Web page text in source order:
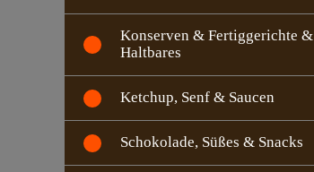
Konserven & Fertiggerichte &
Haltbares
Ketchup, Senf & Saucen
Schokolade, Süßes & Snacks